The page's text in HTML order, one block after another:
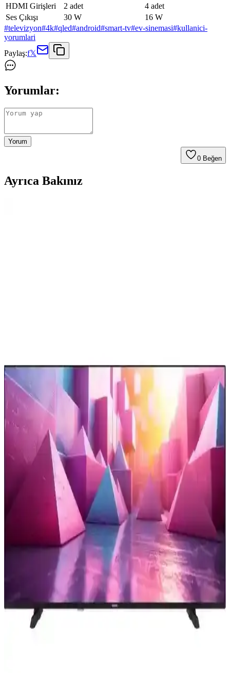
HDMI Girişleri
2 adet
4 adet
Ses Çıkışı
30 W
16 W
#televizyon#4k#qled#android#smart-tv#ev-sinemasi#kullanici-
yorumlari
Paylaş:f𝕏
Yorumlar:
Yorum
0 Beğen
Ayrıca Bakınız
Bağlantısında Görüntü Çözünürlüğü Sorunları ve
Çözümleri
Laptop ve televizyon arasında HDMI bağlantısında yaşanan görüntü
çözünürlüğü sorunları, ekran modları, çözünürlük ayarları, HDMI
kablosu kalitesi ve televizyon ölçeklendirme seçenekleriyle
giderilebilir.
Televizyon Dizilerinde Oyuncu Maaşları ve Gelirleri:
Güncel Durum ve Trendler
Televizyon dizilerinde oyuncuların kazançları, sektörün dinamikleri
ve popülerliğe göre değişiklik gösterir. Güncel ücretler ve trendler
hakkında detaylı bilgi içerir.
Samsung 55CU7000 ve 65U8000F Karşılaştırması:
Ekran Boyutu ve Özellikler Analizi
İki Samsung televizyon modeli olan 55CU7000 ve 65U8000F'in
ekran, çözünürlük, ses, bağlantı ve akıllı özellikleri detaylı
karşılaştırmasıyla en uygun seçimi yapın.
Homatics 4K TV Stick ile Yüksek Kaliteli Eğlence
Deneyimini Evinize Taşıyın
Homatics 4K TV Stick, yüksek çözünürlüklü görüntü ve geniş
depolama ile kolay kullanımlı medya oynatıcıdır, evinizde akıllı